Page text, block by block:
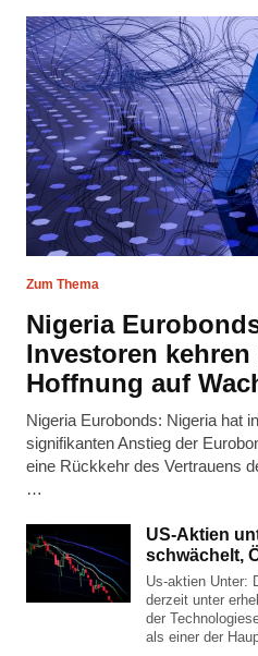
Zum Thema
Nigeria
Investoren
Hoffnung auf
Nigeria Eurobonds: Nigeria hat
signifikanten Anstieg der
eine Rückkehr des Vertrauens
…
US-Aktien
schwächelt,
Us-aktien Unter:
derzeit unter
der
als einer der